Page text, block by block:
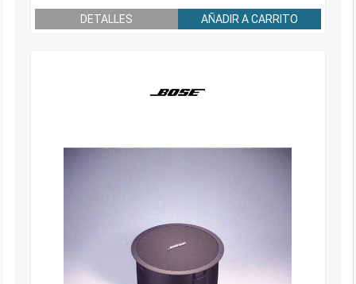
DETALLES AÑADIR A CARRITO